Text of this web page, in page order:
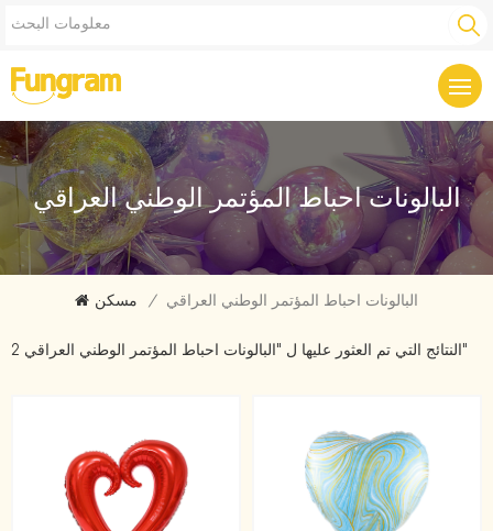
البالونات احباط المؤتمر الوطني العراقي
مسكن / البالونات احباط المؤتمر الوطني العراقي
2 النتائج التي تم العثور عليها ل "البالونات احباط المؤتمر الوطني العراقي"